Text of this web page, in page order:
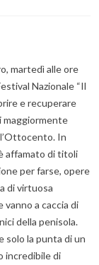
martedì alle ore
Nazionale “Il
e recuperare
maggiormente
In
affamato di titoli
per farse, opere
di virtuosa
a caccia di
della penisola.
solo la punta di un
incredibile di